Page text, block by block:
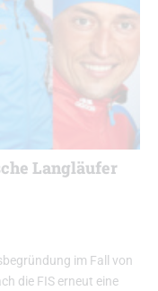
Langläufer
im Fall von
die FIS erneut eine